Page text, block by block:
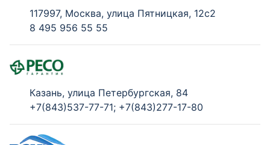
117997, Москва, улица Пятницкая, 12с2
8 495 956 55 55
Казань, улица Петербургская, 84
+7(843)537-77-71; +7(843)277-17-80